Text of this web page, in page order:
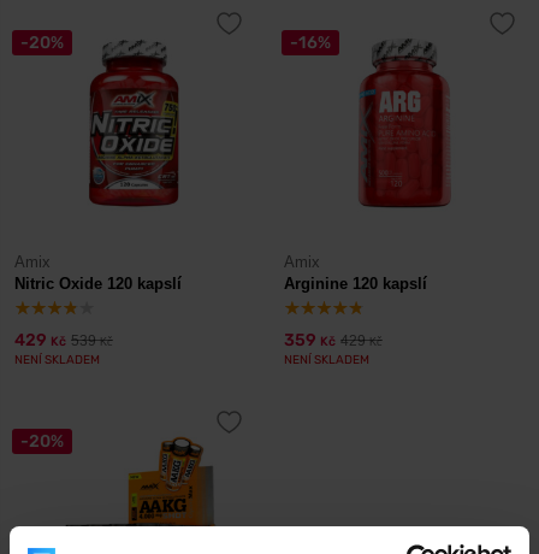
-20%
Amix
Nitric Oxide 120 kapslí
429 Kč 539Kč
NENÍ SKLADEM
-16%
Amix
Arginine 120 kapslí
359 Kč 429Kč
NENÍ SKLADEM
-20%